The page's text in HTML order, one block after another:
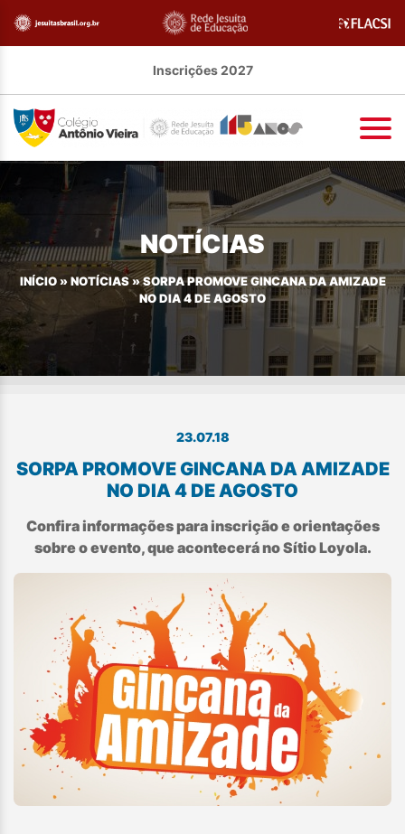
Inscrições 2027
NOTÍCIAS
INÍCIO» NOTÍCIAS»SORPA PROMOVE GINCANA DA AMIZADE
NO DIA 4 DE AGOSTO
23.07.18
SORPA PROMOVE GINCANA DA AMIZADE
NO DIA 4 DE AGOSTO
Confira informações para inscrição e orientações
sobre o evento, que acontecerá no Sítio Loyola.